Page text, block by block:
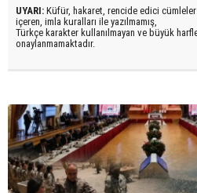
UYARI: Küfür, hakaret, rencide edici cümleler
içeren, imla kuralları ile yazılmamış,
Türkçe karakter kullanılmayan ve büyük
onaylanmamaktadır.